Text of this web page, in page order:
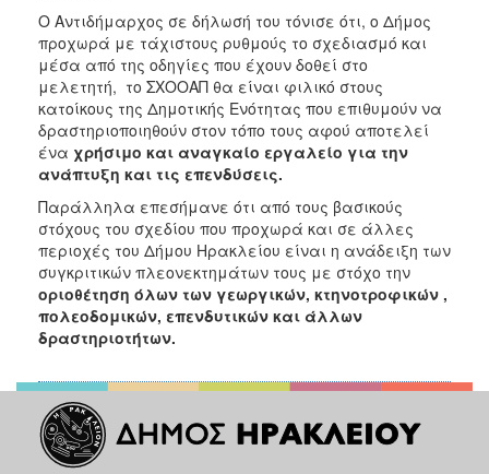
Ο Αντιδήμαρχος σε δήλωσή του τόνισε ότι, ο Δήμος
προχωρά με τάχιστους ρυθμούς το σχεδιασμό και
μέσα από της οδηγίες που έχουν δοθεί στο
μελετητή, το ΣΧΟΟΑΠ θα είναι φιλικό στους
κατοίκους της Δημοτικής Ενότητας που επιθυμούν να
δραστηριοποιηθούν στον τόπο τους αφού αποτελεί
ένα χρήσιμο και αναγκαίο εργαλείο για την
ανάπτυξη και τις επενδύσεις.
Παράλληλα επεσήμανε ότι από τους βασικούς
στόχους του σχεδίου που προχωρά και σε άλλες
περιοχές του Δήμου Ηρακλείου είναι η ανάδειξη των
συγκριτικών πλεονεκτημάτων τους με στόχο την
οριοθέτηση όλων των γεωργικών, κτηνοτροφικών ,
πολεοδομικών, επενδυτικών και άλλων
δραστηριοτήτων.